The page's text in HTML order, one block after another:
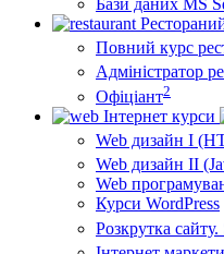
Повний курс
Адміністратор
Офіціант2
Інтернет курси
Web дизайн I
Web дизайн II
Web
Курси WordPress
Розкрутка сайту.